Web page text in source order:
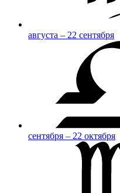
августа – 22 сентября
сентября – 22 октября